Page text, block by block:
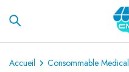
Accueil Consommable Medical